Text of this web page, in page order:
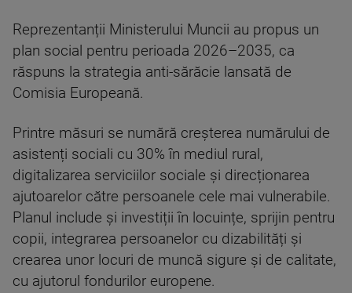
Reprezentanții Ministerului Muncii au propus un
plan social pentru perioada 2026–2035, ca
răspuns la strategia anti-sărăcie lansată de
Comisia Europeană.
Printre măsuri se numără creșterea numărului de
asistenți sociali cu 30% în mediul rural,
digitalizarea serviciilor sociale și direcționarea
ajutoarelor către persoanele cele mai vulnerabile.
Planul include și investiții în locuințe, sprijin pentru
copii, integrarea persoanelor cu dizabilități și
crearea unor locuri de muncă sigure și de calitate,
cu ajutorul fondurilor europene.